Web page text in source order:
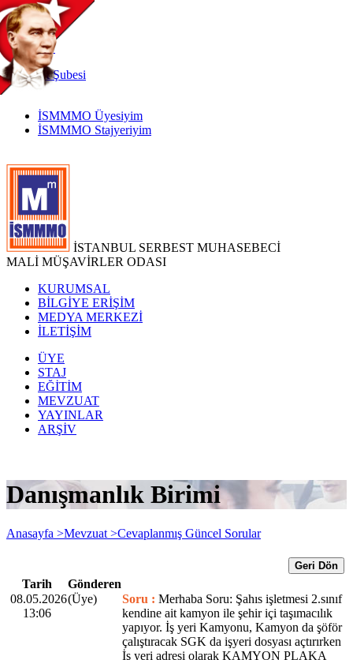
TR
|
EN
İnternetŞubesi
İSMMMO Üyesiyim
İSMMMO Stajyeriyim
İSTANBUL SERBEST MUHASEBECİ
MALİ MÜŞAVİRLER ODASI
KURUMSAL
BİLGİYE ERİŞİM
MEDYA MERKEZİ
İLETİŞİM
ÜYE
STAJ
EĞİTİM
MEVZUAT
YAYINLAR
ARŞİV
Danışmanlık Birimi
Anasayfa >Mevzuat >Cevaplanmış Güncel Sorular
Geri Dön
Tarih
Gönderen
08.05.2026
13:06
(Üye) Soru : Merhaba Soru: Şahıs işletmesi 2.sınıf
kendine ait kamyon ile şehir içi taşımacılık
yapıyor. İş yeri Kamyonu, Kamyon da şöför
çalıştıracak SGK da işyeri dosyası açtırırken
İş yeri adresi olarak KAMYON PLAKA